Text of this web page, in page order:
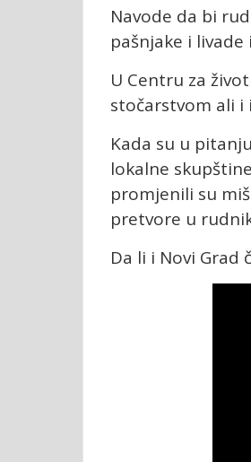
Navode da bi
pašnjake i
U Centru za
stočarstvom ali i
Kada su u
lokalne
promjenili su
pretvore u
Da li i Novi Grad